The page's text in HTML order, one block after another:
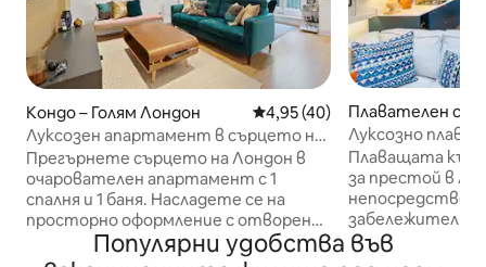
Кондо – Голям Лондон Средна оценка: 4,95 от 5,
4,95 (40)
Луксозен апартамент в сърцето на
Лондон
Прегърнете сърцето на Лондон в
очарователен апартамент с 1
спалня и 1 баня. Насладете се на
просторно оформление с отворен
план, луксозно обзавеждане, както и
на обща градина и тераса на покрива
Плавателен съд
ондон
Луксозно
Плаващата
за престой в
включително
Лондонската
Популярни удобства във